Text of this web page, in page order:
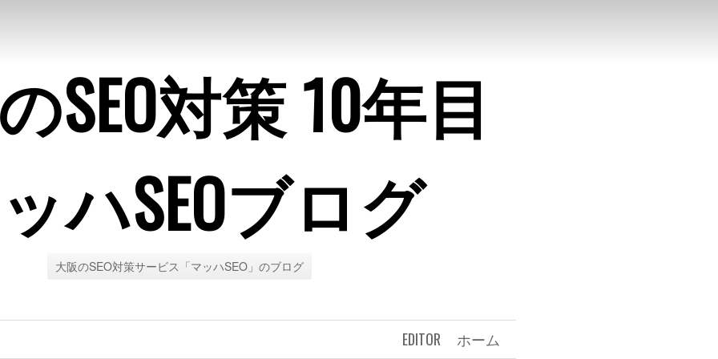
SEO対策 10年目
ハSEOブログ
大阪のSEO対策サービス「マッハSEO」のブログ
ホーム
EDITOR